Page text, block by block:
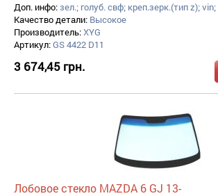
Доп. инфо:зел.; голуб. свф; креп.зерк.(тип z);
Качество детали: Высокое
Производитель:XYG
Артикул:GS 4422 D11
3 674,45 грн.
Лобовое стекло MAZDA 6 GJ 13-